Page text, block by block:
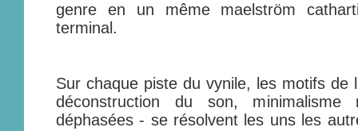
genre en un même maelström
terminal.
Sur chaque piste du vynile, les motifs de
déconstruction du son, minimalisme
déphasées - se résolvent les uns les